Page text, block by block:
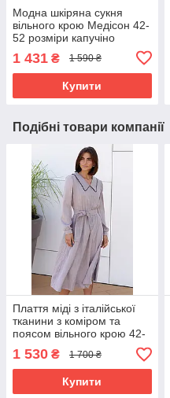
Модна шкіряна сукня
вільного крою Медісон 42-
52 розміри капучіно
1 431 ₴ 1 590 ₴
Купити
Подібні товари компанії
Плаття міді з італійської
тканини з коміром та
поясом вільного крою 42-
52 розміри різні кольори
марсала
1 530 ₴ 1 700 ₴
Купити